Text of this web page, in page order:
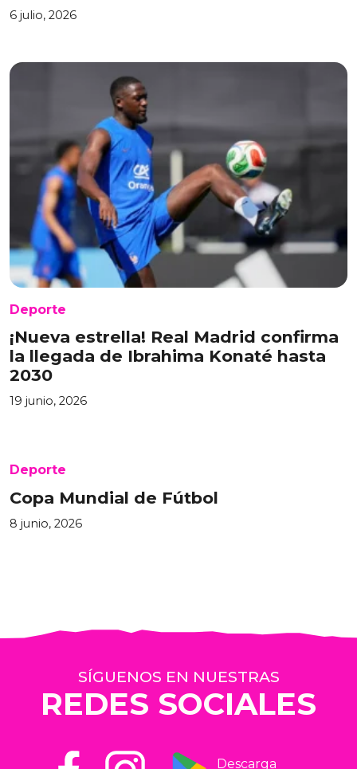
6 julio, 2026
Deporte
¡Nueva estrella! Real Madrid confirma
la llegada de Ibrahima Konaté hasta
2030
19 junio, 2026
Deporte
Copa Mundial de Fútbol
8 junio, 2026
SÍGUENOS EN NUESTRAS
REDES SOCIALES
Descarga